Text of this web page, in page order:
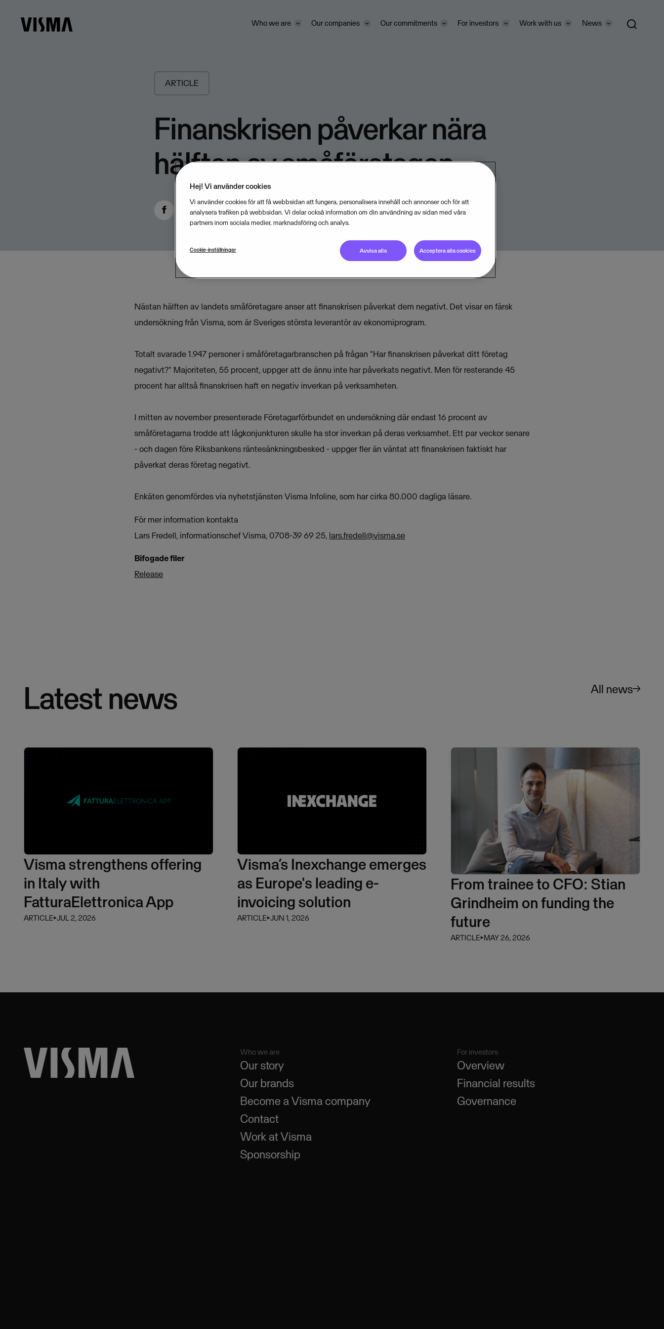
Who we are Our companies Our commitments For investors Work with us News
ARTICLE
Finanskrisen påverkar nära
hälften av småföretagen
DECEMBER 4, 20081MIN READ
Nästan hälften av landets småföretagare anser att finanskrisen påverkat dem negativt. Det visar en färsk
undersökning från Visma, som är Sveriges största leverantör av ekonomiprogram.
Totalt svarade 1.947 personer i småföretagarbranschen på frågan "Har finanskrisen påverkat ditt företag
negativt?" Majoriteten, 55 procent, uppger att de ännu inte har påverkats negativt. Men för resterande 45
procent har alltså finanskrisen haft en negativ inverkan på verksamheten.
I mitten av november presenterade Företagarförbundet en undersökning där endast 16 procent av
småföretagarna trodde att lågkonjunkturen skulle ha stor inverkan på deras verksamhet. Ett par veckor senare
- och dagen före Riksbankens räntesänkningsbesked - uppger fler än väntat att finanskrisen faktiskt har
påverkat deras företag negativt.
Enkäten genomfördes via nyhetstjänsten Visma Infoline, som har cirka 80.000 dagliga läsare.
För mer information kontakta
Lars Fredell, informationschef Visma, 0708-39 69 25, lars.fredell@visma.se
Bifogade filer
Release
Latest news All news
Visma strengthens offering
in Italy with
FatturaElettronica App
ARTICLE⏵JUL 2, 2026
Visma’s Inexchange emerges
as Europe's leading e-
invoicing solution
ARTICLE⏵JUN 1, 2026
From trainee to CFO: Stian
Grindheim on funding the
future
ARTICLE⏵MAY 26, 2026
Who we are
Our story
Our brands
Become a Visma company
Contact
Work at Visma
Sponsorship
For investors
Overview
Financial results
Governance
Hej! Vi använder cookies
Vi använder cookies för att få webbsidan att fungera, personalisera innehåll och annonser och för att
analysera trafiken på webbsidan. Vi delar också information om din användning av sidan med våra
partners inom sociala medier, marknadsföring och analys.
Cookie-inställningar Avvisa alla Acceptera alla cookies